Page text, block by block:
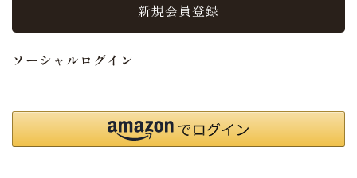
新規会員登録
ソーシャルログイン